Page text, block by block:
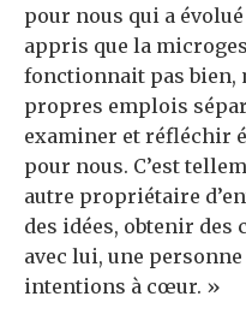
pour nous qui a
appris que la
fonctionnait pas bien,
propres emplois
examiner et réfléchir
pour nous. C’est
autre propriétaire
des idées, obtenir
avec lui, une
intentions à cœur. »